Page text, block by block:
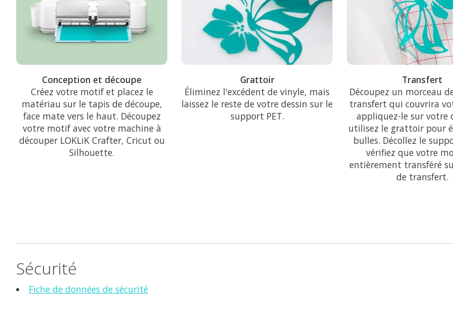
Conception et découpe
Créez votre motif et placez le
matériau sur le tapis de découpe,
face mate vers le haut. Découpez
votre motif avec votre machine à
découper LOKLiK Crafter, Cricut ou
Silhouette.
Grattoir
Éliminez l'excédent de vinyle, mais
laissez le reste de votre dessin sur le
support PET.
Transfert
Découpez un morceau
transfert qui couvrira
appliquez-le sur votre
utilisez le grattoir pour
bulles. Décollez le
vérifiez que votre
entièrement transféré
de transfert.
Sécurité
Fiche de données de sécurité